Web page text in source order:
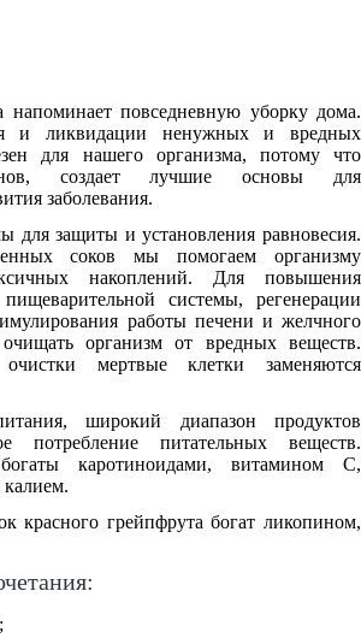
напоминает повседневную уборку дома.
и ликвидации ненужных и вредных
для нашего организма, потому что
создает лучшие основы для
заболевания.
для защиты и установления равновесия.
соков мы помогаем организму
накоплений. Для повышения
пищеварительной системы, регенерации
работы печени и желчного
организм от вредных веществ.
мертвые клетки заменяются
широкий диапазон продуктов
потребление питательных веществ.
каротиноидами, витамином С,
красного грейпфрута богат ликопином,